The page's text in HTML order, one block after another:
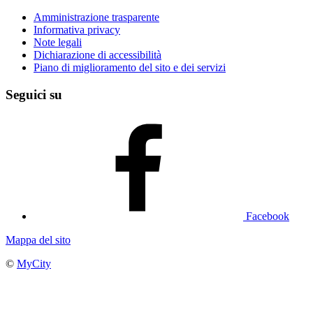
Amministrazione trasparente
Informativa privacy
Note legali
Dichiarazione di accessibilità
Piano di miglioramento del sito e dei servizi
Seguici su
Facebook
Mappa del sito
© MyCity